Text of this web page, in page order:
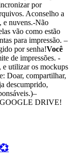
por
Aconselho a
e nuvens.-Não
vão como estão
para impressão. –
por senha!Você
de impressões. -
e utilizar os mockups
Doar, compartilhar,
descumprido,
DRIVE!